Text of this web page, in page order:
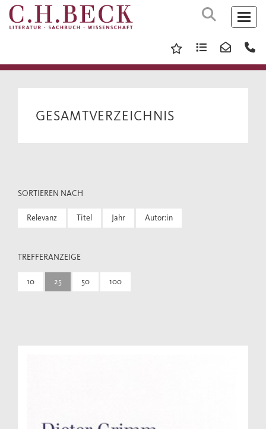
GESAMTVERZEICHNIS
SORTIEREN NACH
Relevanz Titel Jahr Autor:in
TREFFERANZEIGE
10 25 50 100